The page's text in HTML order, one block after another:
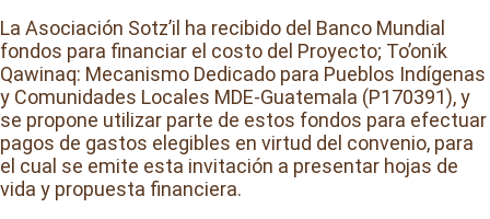
La Asociación Sotz’il ha recibido del Banco Mundial
fondos para financiar el costo del Proyecto; To’onïk
Qawinaq: Mecanismo Dedicado para Pueblos Indígenas
y Comunidades Locales MDE-Guatemala (P170391), y
se propone utilizar parte de estos fondos para efectuar
pagos de gastos elegibles en virtud del convenio, para
el cual se emite esta invitación a presentar hojas de
vida y propuesta financiera.